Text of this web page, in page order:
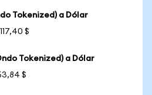
Tokenized) a Dólar
$
Tokenized) a Dólar
$